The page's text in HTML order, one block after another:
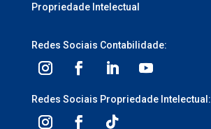
Propriedade Intelectual
Redes Sociais Contabilidade:
Redes Sociais Propriedade Intelectual: